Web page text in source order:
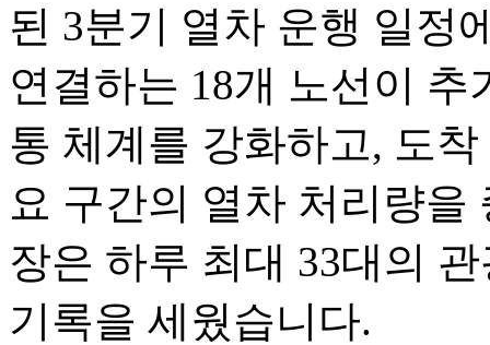
된 3분기 열차 운행 일정
연결하는 18개 노선이
통 체계를 강화하고, 도
요 구간의 열차 처리량을
장은 하루 최대 33대의
기록을 세웠습니다.